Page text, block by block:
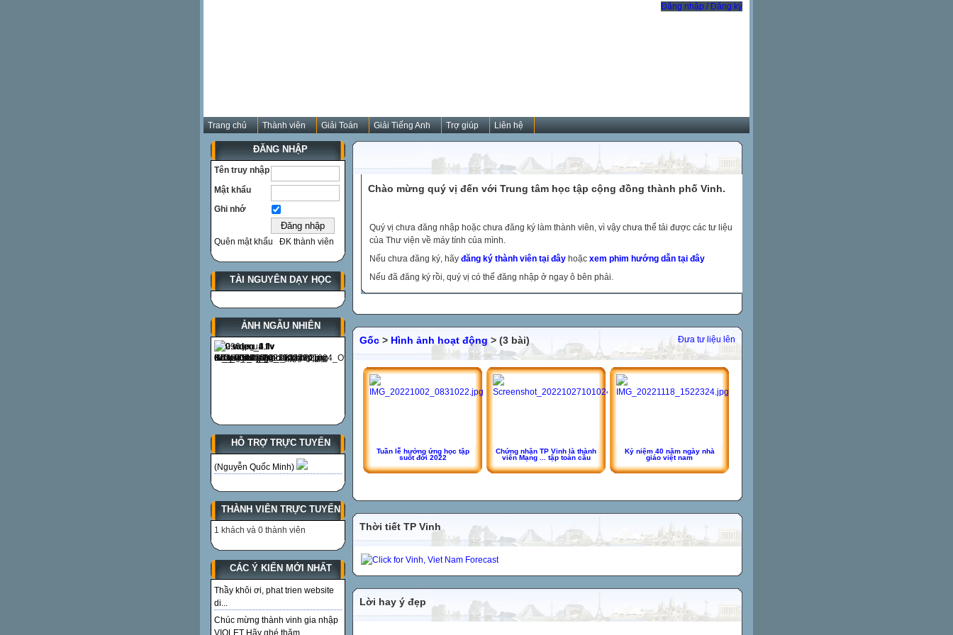
Đăng nhập / Đăng ký
Trang chủ Thành viên Giải Toán Giải Tiếng Anh Trợ giúp Liên hệ
ĐĂNG NHẬP
Tên truy nhập
Mật khẩu
Ghi nhớ
Quên mật khẩu ĐK thành viên
TÀI NGUYÊN DẠY HỌC
ẢNH NGẪU NHIÊN
HỖ TRỢ TRỰC TUYẾN
(Nguyễn Quốc Minh)
THÀNH VIÊN TRỰC TUYẾN
1 khách và 0 thành viên
CÁC Ý KIẾN MỚI NHẤT
Thầy khôi ơi, phat trien website
di...
Chúc mừng thành vinh gia nhập
VIOLET Hãy ghé thăm...
Chào mừng quý vị đến với Trung tâm học tập cộng đồng thành phố Vinh.
Quý vị chưa đăng nhập hoặc chưa đăng ký làm thành viên, vì vậy chưa thể tải được các tư liệu
của Thư viện về máy tính của mình.
Nếu chưa đăng ký, hãy đăng ký thành viên tại đây hoặc xem phim hướng dẫn tại đây
Nếu đã đăng ký rồi, quý vị có thể đăng nhập ở ngay ô bên phải.
Đưa tư liệu lên
Gốc > Hình ảnh hoạt động > (3 bài)
Tuần lễ hưởng ứng học tập
suốt đời 2022
Chứng nhận TP Vinh là thành
viên Mạng ... tập toàn cầu
Kỷ niệm 40 năm ngày nhà
giáo việt nam
Thời tiết TP Vinh
Lời hay ý đẹp